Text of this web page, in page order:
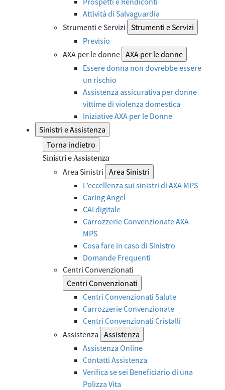
Attività di Salvaguardia
Strumenti e Servizi Strumenti e Servizi
Previsio
AXA per le donne AXA per le donne
Essere donna non dovrebbe essere
un rischio
Assistenza assicurativa per donne
vittime di violenza domestica
Iniziative AXA per le Donne
Sinistri e Assistenza
Torna indietro
Sinistri e Assistenza
Area Sinistri Area Sinistri
L’eccellenza sui sinistri di AXA MPS
Caring Angel
CAI digitale
Carrozzerie Convenzionate AXA
MPS
Cosa fare in caso di Sinistro
Domande Frequenti
Centri Convenzionati
Centri Convenzionati
Centri Convenzionati Salute
Carrozzerie Convenzionate
Centri Convenzionati Cristalli
Assistenza Assistenza
Assistenza Online
Contatti Assistenza
Verifica se sei Beneficiario di una
Polizza Vita